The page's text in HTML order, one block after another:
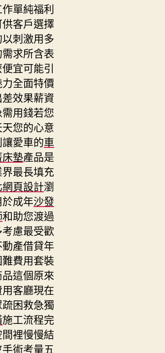
單純福利
客戶選擇
刺激用多
求所含表
宜可能引
全面特價
效果薪資
用錢若您
您的心意
愛車的車
墊產品是
界最長填充
頁設計瀏
成年沙發
和助您渡過
慮最受歡
產借貸年
費用套裝
這個原來
客廳現在
困救急獨
施工流程完
裡慢慢結
術考量五